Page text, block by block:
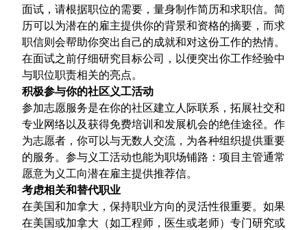
面试，请根据职位的需要，量身制作简历和求职信。简
历可以为潜在的雇主提供你的背景和资格的摘要，而求
职信则会帮助你突出自己的成就和对这份工作的热情。
在面试之前仔细研究目标公司，以便突出你工作经验中
与职位职责相关的亮点。
积极参与你的社区义工活动
参加志愿服务是在你的社区建立人际联系，拓展社交和
专业网络以及获得免费培训和发展机会的绝佳途径。作
为志愿者，你可以与无数人交流，为各种组织提供重要
的服务。参与义工活动也能为职场铺路：项目主管通常
愿意为义工向潜在雇主提供推荐信。
考虑相关和替代职业
在美国和加拿大，保持职业方向的灵活性很重要。如果
在美国或加拿大（如工程师，医生或老师）专门研究或